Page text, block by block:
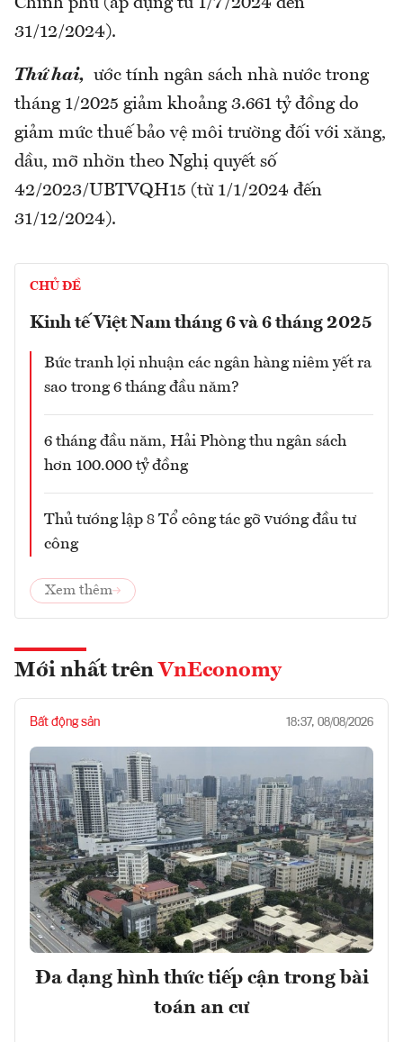
31/12/2024).
Thứ hai, ước tính ngân sách nhà nước trong
tháng 1/2025 giảm khoảng 3.661 tỷ đồng do
giảm mức thuế bảo vệ môi trường đối với xăng,
dầu, mỡ nhờn theo Nghị quyết số
42/2023/UBTVQH15 (từ 1/1/2024 đến
31/12/2024).
CHỦ ĐỀ
Kinh tế Việt Nam tháng 6 và 6 tháng 2025
Bức tranh lợi nhuận các ngân hàng niêm yết ra
sao trong 6 tháng đầu năm?
6 tháng đầu năm, Hải Phòng thu ngân sách
hơn 100.000 tỷ đồng
Thủ tướng lập 8 Tổ công tác gỡ vướng đầu tư
công
Xem thêm
Mới nhất trên VnEconomy
Bất động sản 18:37, 08/08/2026
Đa dạng hình thức tiếp cận trong bài
toán an cư